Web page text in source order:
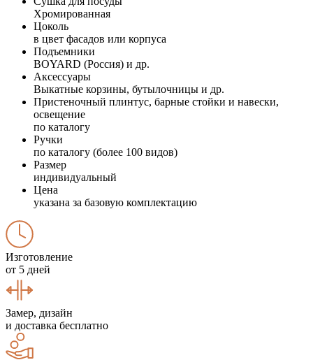
Хромированная
Цоколь
в цвет фасадов или корпуса
Подъемники
BOYARD (Россия) и др.
Аксессуары
Выкатные корзины, бутылочницы и др.
Пристеночный плинтус, барные стойки и навески,
освещение
по каталогу
Ручки
по каталогу (более 100 видов)
Размер
индивидуальный
Цена
указана за базовую комплектацию
Изготовление
от 5 дней
Замер, дизайн
и доставка бесплатно